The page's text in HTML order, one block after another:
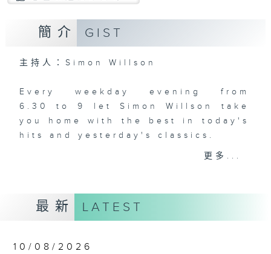
簡介 GIST
主持人：Simon Willson
Every weekday evening from
6.30 to 9 let Simon Willson take
you home with the best in today's
hits and yesterday's classics.
更多...
最新 LATEST
10/08/2026